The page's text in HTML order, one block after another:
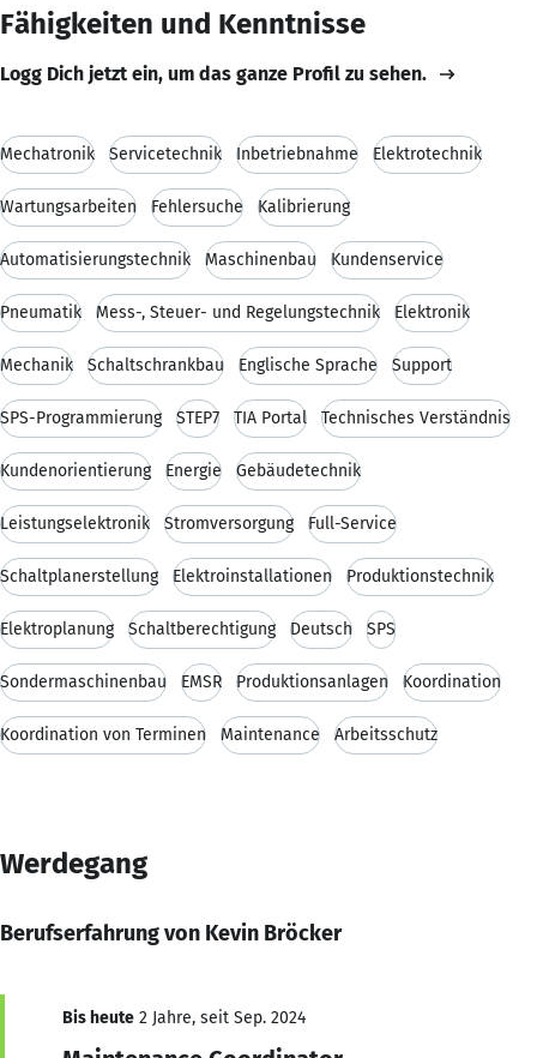
Fähigkeiten und Kenntnisse
Logg Dich jetzt ein, um das ganze Profil zu sehen.
Mechatronik Servicetechnik Inbetriebnahme Elektrotechnik
Wartungsarbeiten Fehlersuche Kalibrierung
Automatisierungstechnik Maschinenbau Kundenservice
Pneumatik Mess-, Steuer- und Regelungstechnik Elektronik
Mechanik Schaltschrankbau Englische Sprache Support
SPS-Programmierung STEP7 TIA Portal Technisches Verständnis
Kundenorientierung Energie Gebäudetechnik
Leistungselektronik Stromversorgung Full-Service
Schaltplanerstellung Elektroinstallationen Produktionstechnik
Elektroplanung Schaltberechtigung Deutsch SPS
Sondermaschinenbau EMSR Produktionsanlagen Koordination
Koordination von Terminen Maintenance Arbeitsschutz
Werdegang
Berufserfahrung von Kevin Bröcker
Bis heute 2 Jahre, seit Sep. 2024